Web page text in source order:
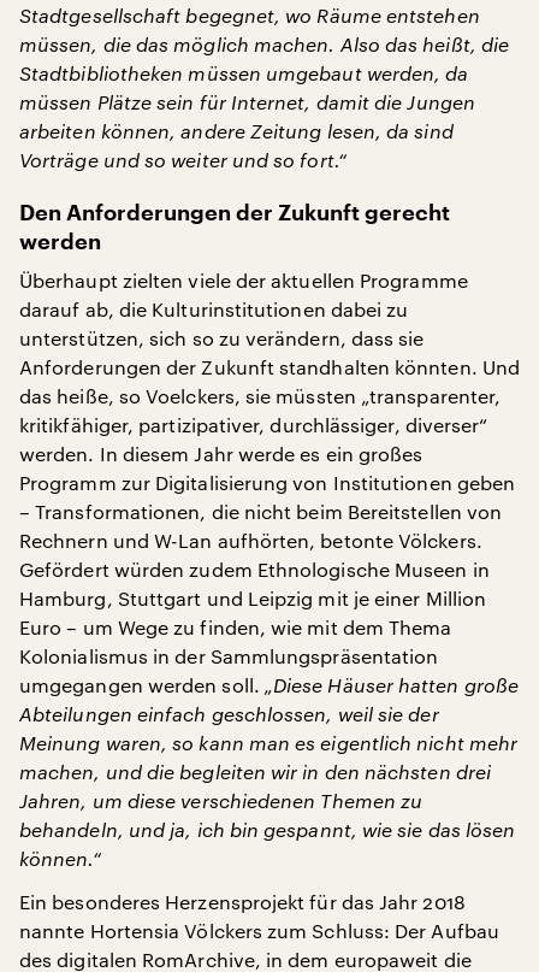
Stadtgesellschaft begegnet, wo Räume entstehen
müssen, die das möglich machen. Also das heißt, die
Stadtbibliotheken müssen umgebaut werden, da
müssen Plätze sein für Internet, damit die Jungen
arbeiten können, andere Zeitung lesen, da sind
Vorträge und so weiter und so fort.“
Den Anforderungen der Zukunft gerecht
werden
Überhaupt zielten viele der aktuellen Programme
darauf ab, die Kulturinstitutionen dabei zu
unterstützen, sich so zu verändern, dass sie
Anforderungen der Zukunft standhalten könnten. Und
das heiße, so Voelckers, sie müssten „transparenter,
kritikfähiger, partizipativer, durchlässiger, diverser“
werden. In diesem Jahr werde es ein großes
Programm zur Digitalisierung von Institutionen geben
– Transformationen, die nicht beim Bereitstellen von
Rechnern und W-Lan aufhörten, betonte Völckers.
Gefördert würden zudem Ethnologische Museen in
Hamburg, Stuttgart und Leipzig mit je einer Million
Euro – um Wege zu finden, wie mit dem Thema
Kolonialismus in der Sammlungspräsentation
umgegangen werden soll. „Diese Häuser hatten große
Abteilungen einfach geschlossen, weil sie der
Meinung waren, so kann man es eigentlich nicht mehr
machen, und die begleiten wir in den nächsten drei
Jahren, um diese verschiedenen Themen zu
behandeln, und ja, ich bin gespannt, wie sie das lösen
können.“
Ein besonderes Herzensprojekt für das Jahr 2018
nannte Hortensia Völckers zum Schluss: Der Aufbau
des digitalen RomArchive, in dem europaweit die